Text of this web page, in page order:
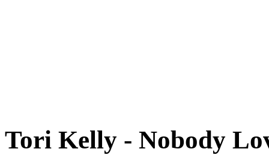
Tori Kelly - Nobody